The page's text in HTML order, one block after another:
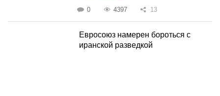
0 4397 13
Евросоюз намерен бороться с
иранской разведкой